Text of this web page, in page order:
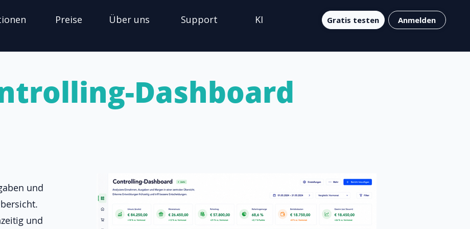
Preise Über uns Support KI Gratis testen Anmelden
und
und
Dashboard